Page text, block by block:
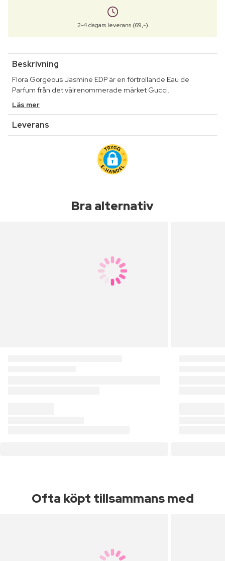
2-4 dagars leverans (69,-)
Beskrivning
Flora Gorgeous Jasmine EDP är en förtrollande Eau de
Parfum från det välrenommerade märket Gucci.
Läs mer
Leverans
Bra alternativ
Ofta köpt tillsammans med